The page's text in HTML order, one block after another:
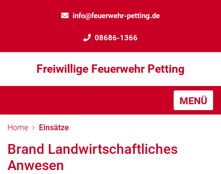
info@feuerwehr-petting.de
08686-1366
Freiwillige Feuerwehr Petting
MENÜ
Home Einsätze
Brand Landwirtschaftliches
Anwesen